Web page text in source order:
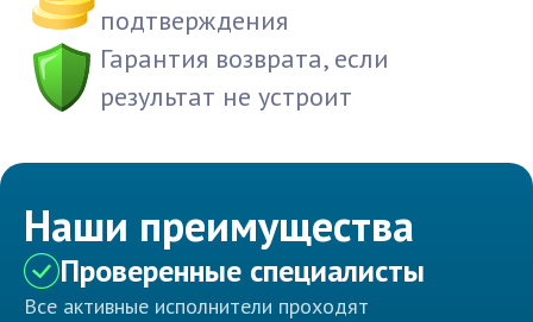
подтверждения
Гарантия возврата, если
результат не устроит
Наши преимущества
Проверенные специалисты
Все активные исполнители проходят